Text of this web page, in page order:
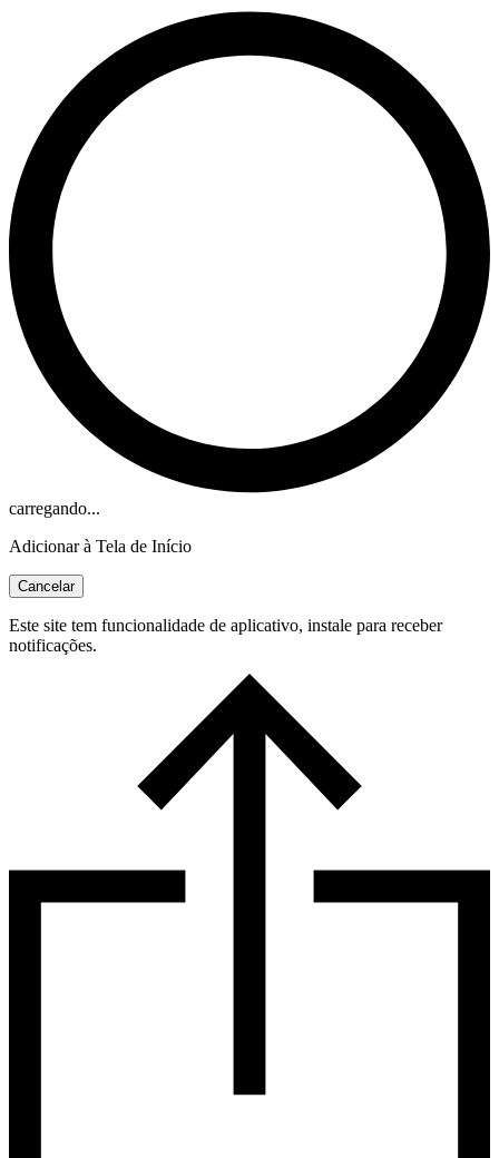
carregando...
Adicionar à Tela de Início
Cancelar
Este site tem funcionalidade de aplicativo, instale para receber
notificações.